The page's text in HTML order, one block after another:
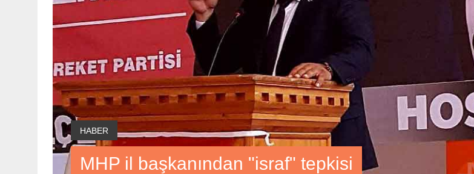
HABER
MHP il başkanından "israf" tepkisi